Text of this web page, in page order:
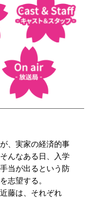
、実家の経済的事
んなある日、入学
当が出るという防
志望する。
藤は、それぞれ